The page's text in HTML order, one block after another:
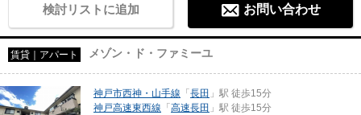
検討リストに追加 お問い合わせ
賃貸｜アパート メゾン・ド・ファミーユ
神戸市西神・山手線 「 長田 」駅 徒歩15分
神戸高速東西線 「 高速長田 」駅 徒歩15分